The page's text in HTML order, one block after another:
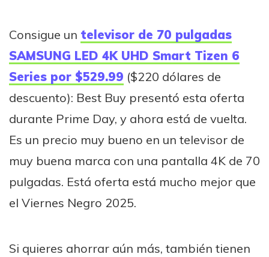
Consigue un televisor de 70 pulgadas
SAMSUNG LED 4K UHD Smart Tizen 6
Series por $529.99 ($220 dólares de
descuento): Best Buy presentó esta oferta
durante Prime Day, y ahora está de vuelta.
Es un precio muy bueno en un televisor de
muy buena marca con una pantalla 4K de 70
pulgadas. Está oferta está mucho mejor que
el Viernes Negro 2025.
Si quieres ahorrar aún más, también tienen